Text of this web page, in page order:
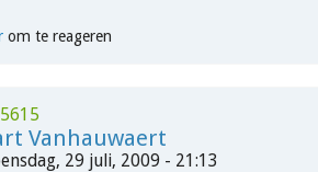
om te reageren
Vanhauwaert
29 juli, 2009 - 21:13